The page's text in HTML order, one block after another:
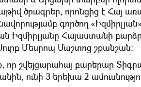
ծրագրեր, որոնցից է Հայ
գործող
Իզմիրլյանը Հայաստանի
Մեսրոպ Մաշտոց շքանշան:
որ շվեյցարահայ բարերար
ունի 3 երեխա 2